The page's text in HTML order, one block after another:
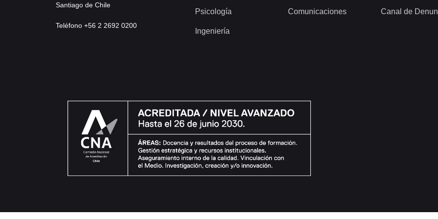
Santiago de Chile
Teléfono +56 2 2692 0200
Psicología
Ingeniería
Comunicaciones Canal de